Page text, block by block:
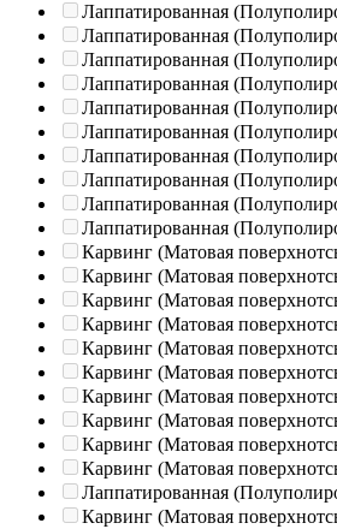
Лаппатированная
Лаппатированная
Лаппатированная
Лаппатированная
Лаппатированная
Лаппатированная
Лаппатированная
Лаппатированная
Лаппатированная
Лаппатированная
Карвинг (Матовая
Карвинг (Матовая
Карвинг (Матовая
Карвинг (Матовая
Карвинг (Матовая
Карвинг (Матовая
Карвинг (Матовая
Карвинг (Матовая
Карвинг (Матовая
Карвинг (Матовая
Лаппатированная
Карвинг (Матовая